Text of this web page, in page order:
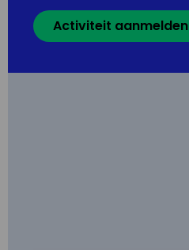
Activiteit aanmelden